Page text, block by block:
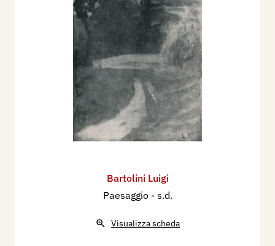
Bartolini Luigi
Paesaggio - s.d.
Visualizza scheda